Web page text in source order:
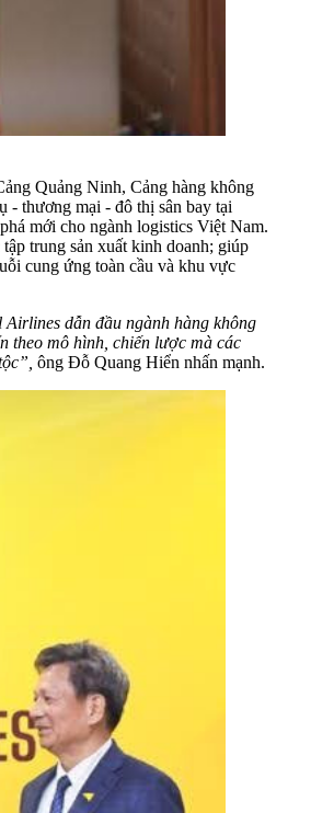
Quảng Ninh, Cảng hàng không
- thương mại - đô thị sân bay tại
mới cho ngành logistics Việt Nam.
trung sản xuất kinh doanh; giúp
cung ứng toàn cầu và khu vực
dẫn đầu ngành hàng không
theo mô hình, chiến lược mà các
ông Đỗ Quang Hiển nhấn mạnh.